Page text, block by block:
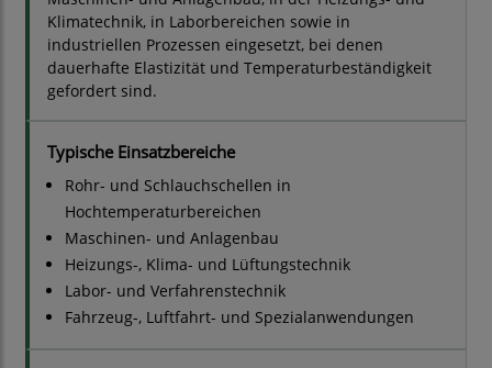
Klimatechnik, in Laborbereichen sowie in
industriellen Prozessen eingesetzt, bei denen
dauerhafte Elastizität und Temperaturbeständigkeit
gefordert sind.
Typische Einsatzbereiche
Rohr- und Schlauchschellen in
Hochtemperaturbereichen
Maschinen- und Anlagenbau
Heizungs-, Klima- und Lüftungstechnik
Labor- und Verfahrenstechnik
Fahrzeug-, Luftfahrt- und Spezialanwendungen